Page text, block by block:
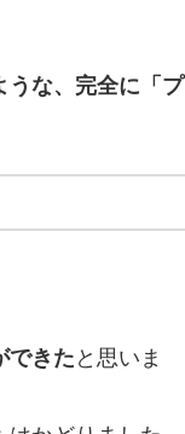
うな、完全に「プ
できたと思いま